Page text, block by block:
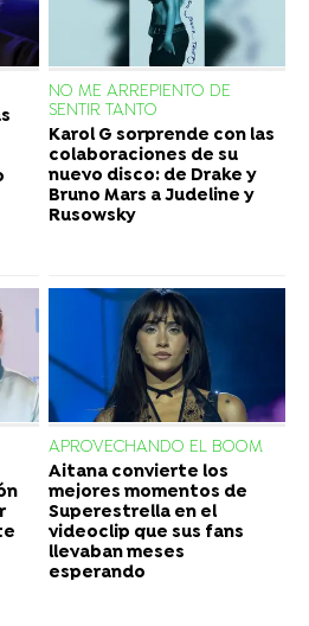
NO ME ARREPIENTO DE
SENTIR TANTO
Karol G sorprende con las
colaboraciones de su
nuevo disco: de Drake y
Bruno Mars a Judeline y
Rusowsky
APROVECHANDO EL BOOM
Aitana convierte los
mejores momentos de
Superestrella en el
videoclip que sus fans
llevaban meses
esperando